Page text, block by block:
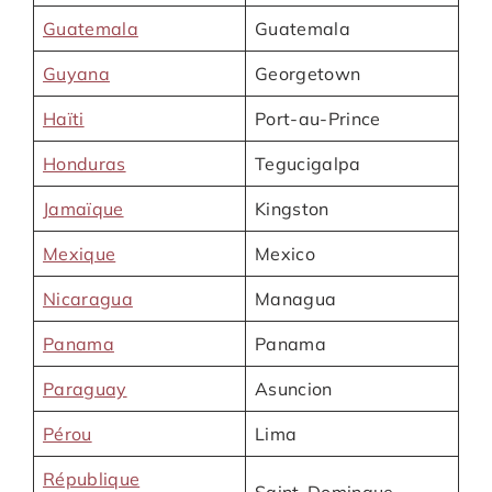
Guatemala Guatemala
Guyana Georgetown
Haïti Port-au-Prince
Honduras Tegucigalpa
Jamaïque Kingston
Mexique Mexico
Nicaragua Managua
Panama Panama
Paraguay Asuncion
Pérou Lima
République